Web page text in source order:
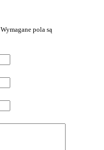
Wymagane pola są